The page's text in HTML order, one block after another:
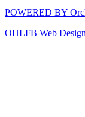
POWERED BY
OHLFB Web Design